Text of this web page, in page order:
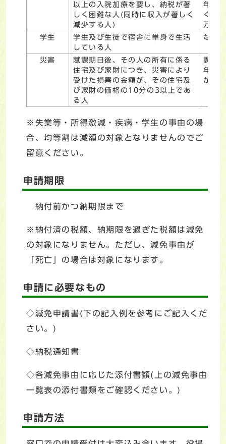
以上の入院加療を要し、納税が著
しく困難な人(同時に収入が著しく
減少する人)
年分
く総
万円
学生
学生及び生徒で宿舎に単身で生活
している人
なし
災害
賦課期日後、その人の所有に係る
住宅及び家財につき、災害により
受けた損害の金額が、その住宅及
び家財の価格の10分の3以上であ
る人
課税
年分
が
※失業等・所得激減・疾病・学生の事由の場
合、均等割は減額の対象となりませんのでご
留意ください。
申請期限
納付前かつ納期限まで
※納付済の税額、納期限を過ぎた税額は減免
の対象になりません。ただし、減免事由が
「死亡」の場合は対象になります。
申請に必要なもの
◇減免申請書(下の記入例を参考にご記入くだ
さい。)
◇納税通知書
◇各減免事由に応じた添付書類(上の減免事由
一覧表の添付書類をご確認ください。)
申請方法